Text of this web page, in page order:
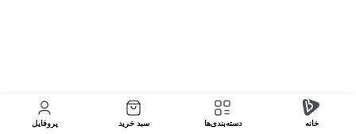
خانه دسته‌بندی‌‌ها سبد خرید پروفایل